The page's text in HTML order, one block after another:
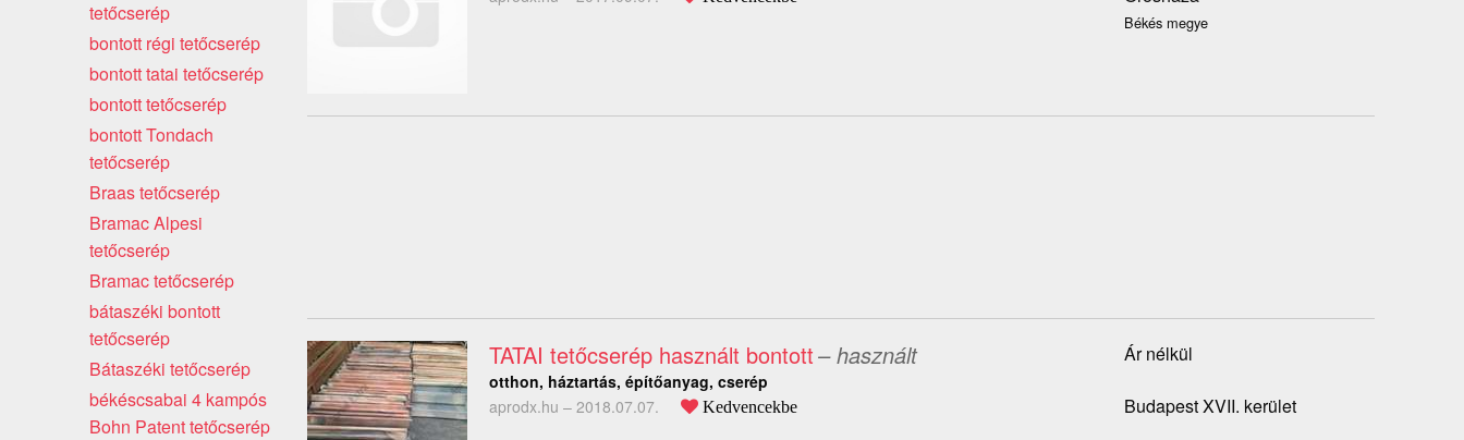
Békés megye
TATAI tetőcserép használt bontott– használt
otthon, háztartás, építőanyag, cserép
aprodx.hu – 2018.07.07. Kedvencekbe
Ár nélkül
Budapest XVII. kerület
tetőcserép
bontott régi tetőcserép
bontott tatai tetőcserép
bontott tetőcserép
bontott Tondach
tetőcserép
Braas tetőcserép
Bramac Alpesi
tetőcserép
Bramac tetőcserép
bátaszéki bontott
tetőcserép
Bátaszéki tetőcserép
békéscsabai 4 kampós
Bohn Patent tetőcserép